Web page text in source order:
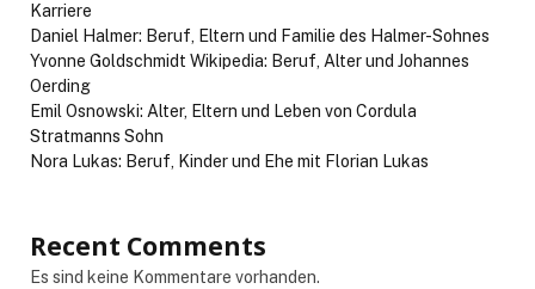
Karriere
Daniel Halmer: Beruf, Eltern und Familie des Halmer-Sohnes
Yvonne Goldschmidt Wikipedia: Beruf, Alter und Johannes
Oerding
Emil Osnowski: Alter, Eltern und Leben von Cordula
Stratmanns Sohn
Nora Lukas: Beruf, Kinder und Ehe mit Florian Lukas
Recent Comments
Es sind keine Kommentare vorhanden.